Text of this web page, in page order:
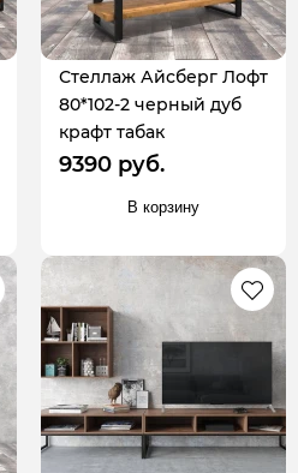
Стеллаж Айсберг Лофт
80*102-2 черный дуб
крафт табак
9390 руб.
В корзину